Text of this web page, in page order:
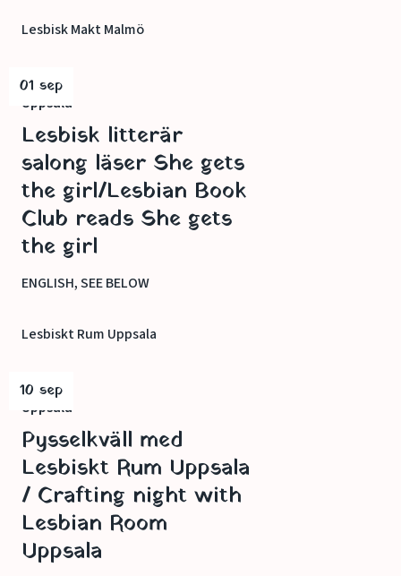
Lesbisk Makt Malmö
01 sep
Uppsala
Lesbisk litterär
salong läser She gets
the girl/Lesbian Book
Club reads She gets
the girl
ENGLISH, SEE BELOW
Lesbiskt Rum Uppsala
10 sep
Uppsala
Pysselkväll med
Lesbiskt Rum Uppsala
/ Crafting night with
Lesbian Room
Uppsala